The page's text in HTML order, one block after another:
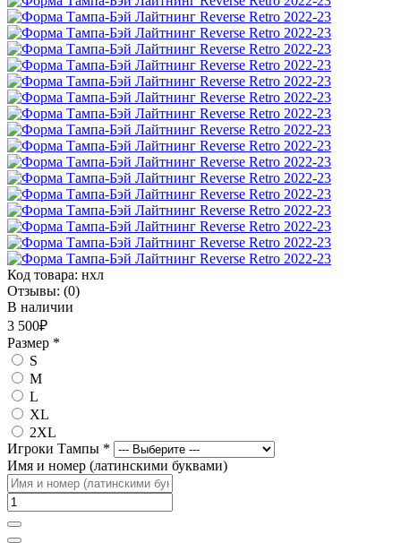
Код товара: нхл
Отзывы: (0)
В наличии
3 500₽
Размер *
S
M
L
XL
2XL
Игроки Тампы *
Имя и номер (латинскими буквами)